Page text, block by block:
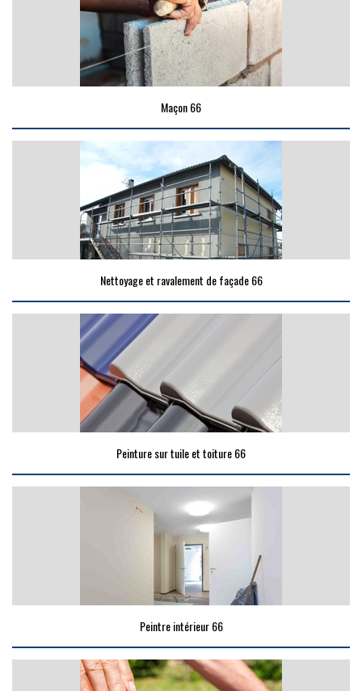
Maçon 66
Nettoyage et ravalement de façade 66
Peinture sur tuile et toiture 66
Peintre intérieur 66